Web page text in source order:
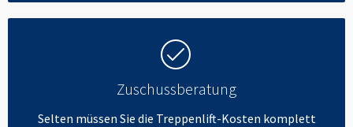
Zuschussberatung
Selten müssen Sie die Treppenlift-Kosten komplett